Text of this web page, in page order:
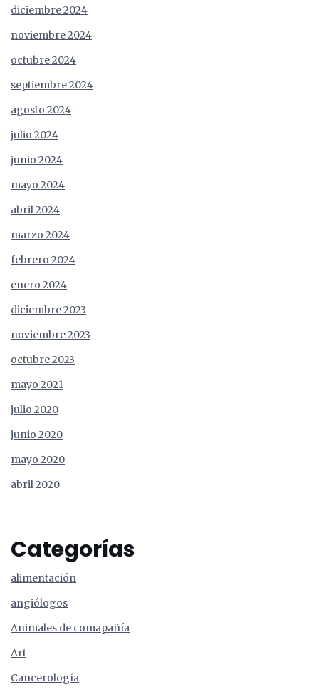
diciembre 2024
noviembre 2024
octubre 2024
septiembre 2024
agosto 2024
julio 2024
junio 2024
mayo 2024
abril 2024
marzo 2024
febrero 2024
enero 2024
diciembre 2023
noviembre 2023
octubre 2023
mayo 2021
julio 2020
junio 2020
mayo 2020
abril 2020
Categorías
alimentación
angiólogos
Animales de comapañía
Art
Cancerología